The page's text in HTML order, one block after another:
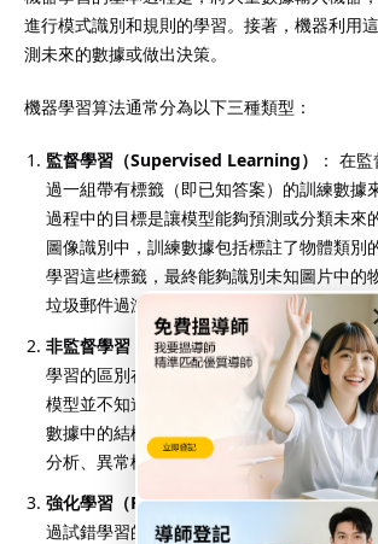
進行模式識別和規則的學習。接著，機器利用
測未來的數據或做出決策。
機器學習算法通常分為以下三種類型：
監督學習（Supervised Learning）
： 在
過一組帶有標籤（即已知答案）的訓練數據
過程中的目標是讓模型能夠預測或分類未來
圖像識別中，訓練數據包括標註了物體類別
學習這些標籤，最終能夠識別未知圖片中的
垃圾郵件過濾、醫療診斷、股票價格預測。
非監督學習（Unsupervised Learning）
學習的區別在於，非監督學習的數據是無標
模型並不知道正確的答案。在這種情況下，
數據中的結構、模式或分群。 典型應用：市
分析、異常檢測。
強化學習（Reinforcement Learning）：
過試錯學習的機制，機器通過與環境的交互